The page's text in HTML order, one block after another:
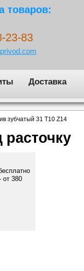
товаров:
23-83
Доставка
зубчатый 31 T10 Z14
380